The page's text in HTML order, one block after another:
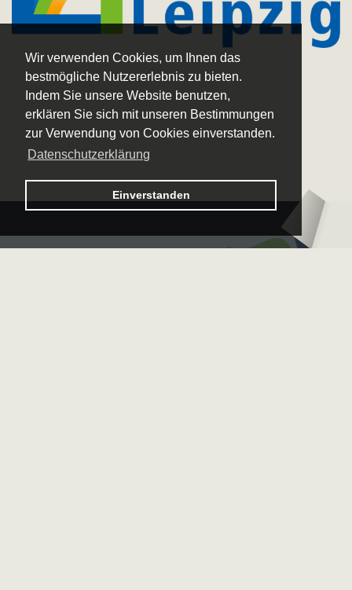
Wir verwenden Cookies, um Ihnen das
bestmögliche Nutzererlebnis zu bieten.
Indem Sie unsere Website benutzen,
erklären Sie sich mit unseren Bestimmungen
zur Verwendung von Cookies einverstanden.
Datenschutzerklärung
Einverstanden
Logo
–
Bläserphilharmonie
Logo
Deutsche